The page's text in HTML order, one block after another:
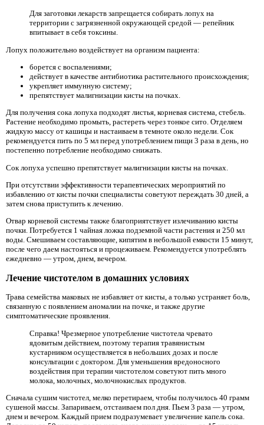
Для заготовки лекарств запрещается собирать лопух на
территории с загрязненной окружающей средой — репейник
впитывает в себя токсины.
Лопух положительно воздействует на организм пациента:
борется с воспалениями;
действует в качестве антибиотика растительного происхождения;
укрепляет иммунную систему;
препятствует малигнизации кисты на почках.
Для получения сока лопуха подходят листья, корневая система, стебель.
Растение необходимо промыть, растереть через тонкое сито. Отделяем
жидкую массу от кашицы и настаиваем в темноте около недели. Сок
рекомендуется пить по 5 мл перед употреблением пищи 3 раза в день, но
постепенно потребление необходимо снижать.
Сок лопуха успешно препятствует малигнизации кисты на почках.
При отсутствии эффективности терапевтических мероприятий по
избавлению от кисты почки специалисты советуют переждать 30 дней, а
затем снова приступить к лечению.
Отвар корневой системы также благоприятствует излечиванию кисты
почки. Потребуется 1 чайная ложка подземной части растения и 250 мл
воды. Смешиваем составляющие, кипятим в небольшой емкости 15 минут,
после чего даем настояться и процеживаем. Рекомендуется употреблять
ежедневно — утром, днем, вечером.
Лечение чистотелом в домашних условиях
Трава семейства маковых не избавляет от кисты, а только устраняет боль,
связанную с появлением аномалии на почке, и также другие
симптоматические проявления.
Справка! Чрезмерное употребление чистотела чревато
ядовитым действием, поэтому терапия травянистым
кустарником осуществляется в небольших дозах и после
консультации с доктором. Для уменьшения вредоносного
воздействия при терапии чистотелом советуют пить много
молока, молочных, молочнокислых продуктов.
Сначала сушим чистотел, мелко перетираем, чтобы получилось 40 грамм
сушеной массы. Запариваем, отстаиваем пол дня. Пьем 3 раза — утром,
днем и вечером. Каждый прием подразумевает увеличение капель сока.